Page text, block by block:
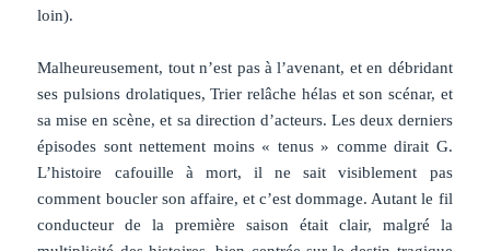
loin).
Malheureusement, tout n’est pas à l’avenant, et en débridant
ses pulsions drolatiques, Trier relâche hélas et son scénar, et
sa mise en scène, et sa direction d’acteurs. Les deux derniers
épisodes sont nettement moins « tenus » comme dirait G.
L’histoire cafouille à mort, il ne sait visiblement pas
comment boucler son affaire, et c’est dommage. Autant le fil
conducteur de la première saison était clair, malgré la